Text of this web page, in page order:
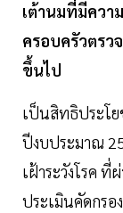
เต้านมที่มีควา
ครอบครัวตรว
ขึ้นไป
เป็นสิทธิประโ
ปีงบประมาณ
เฝ้าระวังโรค
ประเมินคัดกรอ